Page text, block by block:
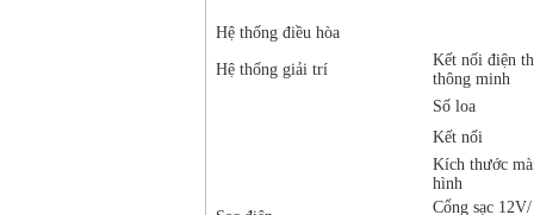
Hệ thống điều hòa
Hệ thống giải trí
Kết nối điện
thông minh
Số loa
Kết nối
Kích thước
hình
Cổng sạc 12V/